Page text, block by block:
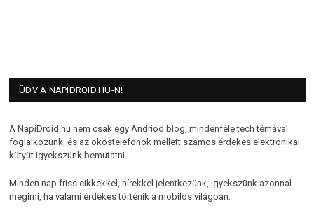
ÜDV A NAPIDROID.HU-N!
A NapiDroid.hu nem csak egy Andriod blog, mindenféle tech témával
foglalkozunk, és az okostelefonok mellett számos érdekes elektronikai
kütyüt igyekszünk bemutatni.
Minden nap friss cikkekkel, hírekkel jelentkezünk, igyekszünk azonnal
megírni, ha valami érdekes történik a mobilos világban.